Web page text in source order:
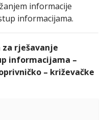
informacije
informacijama.
za rješavanje
informacijama –
– križevačke